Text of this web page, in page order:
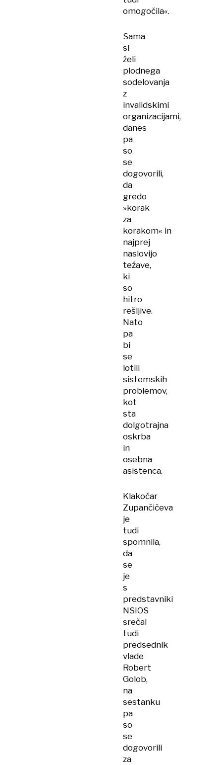
omogočila«.
Sama
si
želi
plodnega
sodelovanja
z
invalidskimi
organizacijami,
danes
pa
so
se
dogovorili,
da
gredo
»korak
za
korakom« in
najprej
naslovijo
težave,
ki
so
hitro
rešljive.
Nato
pa
bi
se
lotili
sistemskih
problemov,
kot
sta
dolgotrajna
oskrba
in
osebna
asistenca.
Klakočar
Zupančičeva
je
tudi
spomnila,
da
se
je
s
predstavniki
NSIOS
srečal
tudi
predsednik
vlade
Robert
Golob,
na
sestanku
pa
so
se
dogovorili
za